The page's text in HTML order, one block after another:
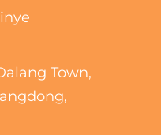
Town,